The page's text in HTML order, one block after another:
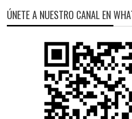
ÚNETE A NUESTRO CANAL EN